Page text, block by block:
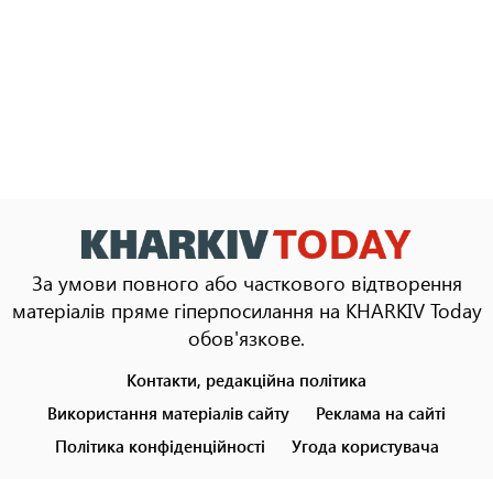
За умови повного або часткового відтворення
матеріалів пряме гіперпосилання на KHARKIV Today
обов'язкове.
menu
Контакти, редакційна політика
Використання матеріалів сайту
Реклама на сайті
Політика конфіденційності
Угода користувача